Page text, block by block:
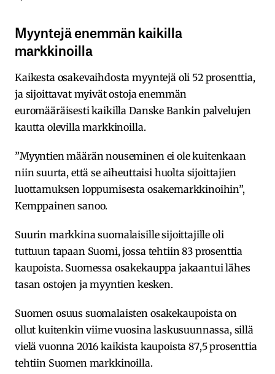
Myyntejä enemmän kaikilla
markkinoilla
Kaikesta osakevaihdosta myyntejä oli 52 prosenttia,
ja sijoittavat myivät ostoja enemmän
euromääräisesti kaikilla Danske Bankin palvelujen
kautta olevilla markkinoilla.
”Myyntien määrän nouseminen ei ole kuitenkaan
niin suurta, että se aiheuttaisi huolta sijoittajien
luottamuksen loppumisesta osakemarkkinoihin”,
Kemppainen sanoo.
Suurin markkina suomalaisille sijoittajille oli
tuttuun tapaan Suomi, jossa tehtiin 83 prosenttia
kaupoista. Suomessa osakekauppa jakaantui lähes
tasan ostojen ja myyntien kesken.
Suomen osuus suomalaisten osakekaupoista on
ollut kuitenkin viime vuosina laskusuunnassa, sillä
vielä vuonna 2016 kaikista kaupoista 87,5 prosenttia
tehtiin Suomen markkinoilla.